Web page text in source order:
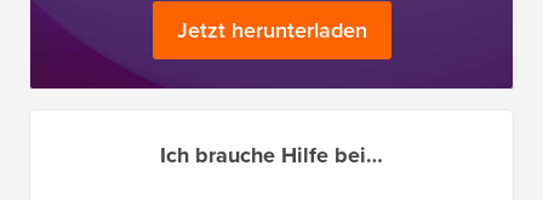
Jetzt herunterladen
Ich brauche Hilfe bei…